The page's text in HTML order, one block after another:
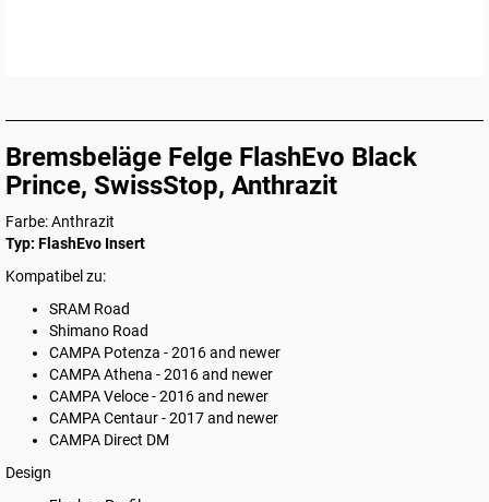
Bremsbeläge Felge FlashEvo Black
Prince, SwissStop, Anthrazit
Farbe: Anthrazit
Typ: FlashEvo Insert
Kompatibel zu:
SRAM Road
Shimano Road
CAMPA Potenza - 2016 and newer
CAMPA Athena - 2016 and newer
CAMPA Veloce - 2016 and newer
CAMPA Centaur - 2017 and newer
CAMPA Direct DM
Design